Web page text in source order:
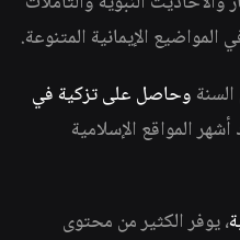
المواضيع الإيمانية المتنوعة.
وحاصل على تزكية في
المواقع الإسلامية
، يوفر الكثير من محتوى